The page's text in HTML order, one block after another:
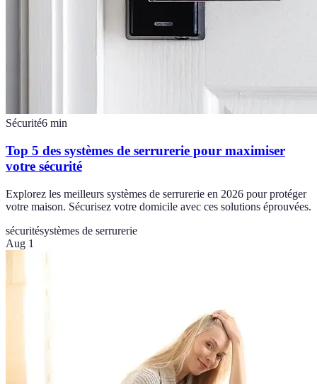
Sécurité6 min
Top 5 des systèmes de serrurerie pour maximiser
votre sécurité
Explorez les meilleurs systèmes de serrurerie en 2026 pour protéger
votre maison. Sécurisez votre domicile avec ces solutions éprouvées.
sécuritésystèmes de serrurerie
Aug 1